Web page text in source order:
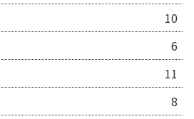
10
6
11
8